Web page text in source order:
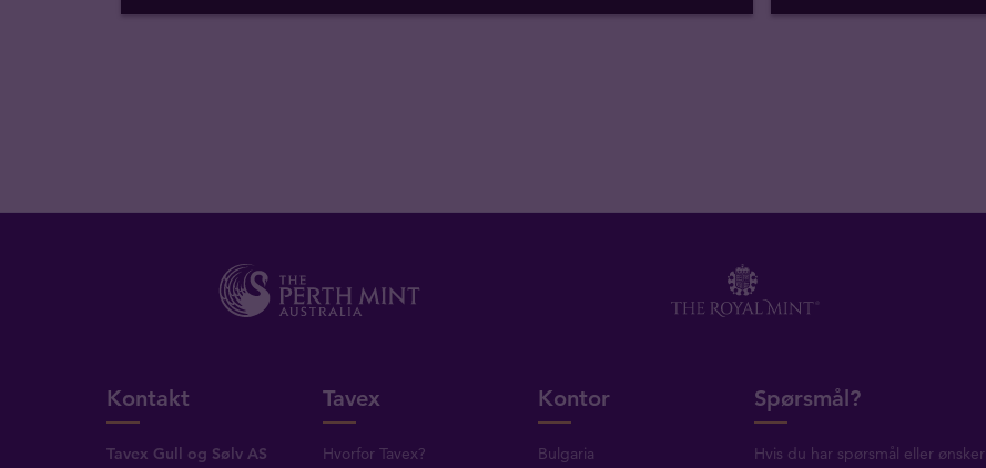
Kontakt
Tavex Gull og Sølv AS
Tavex
Hvorfor Tavex?
Kontor
Bulgaria
Spørsmål?
Hvis du har spørsmål eller ønsker